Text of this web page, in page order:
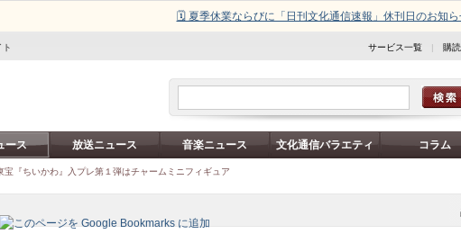
🗓️ 夏季休業ならびに「日刊文化通信速報」休刊日のお知ら
サービス一覧 | 購
ース 放送ニュース 音楽ニュース 文化通信バラエティ コラム
宝『ちいかわ』入プレ第１弾はチャームミニフィギュア